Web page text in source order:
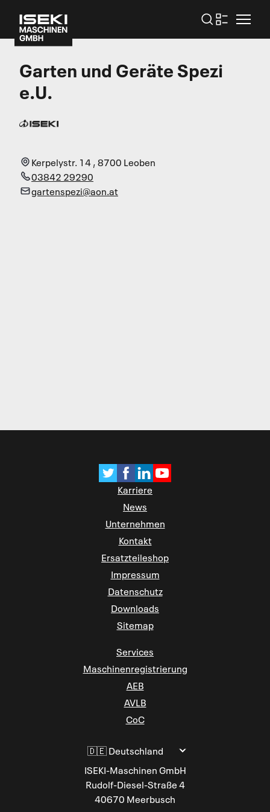
Garten und Geräte Spezi
e.U.
Kerpelystr. 14,8700 Leoben
03842 29290
gartenspezi@aon.at
Sprache ändern
ISEKI-Maschinen GmbH
Rudolf-Diesel-Straße 4
40670 Meerbusch
Karriere
News
Unternehmen
Kontakt
Ersatzteileshop
Impressum
Datenschutz
Downloads
Sitemap
Services
Maschinenregistrierung
AEB
AVLB
CoC